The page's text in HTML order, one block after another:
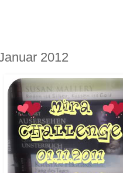
2012